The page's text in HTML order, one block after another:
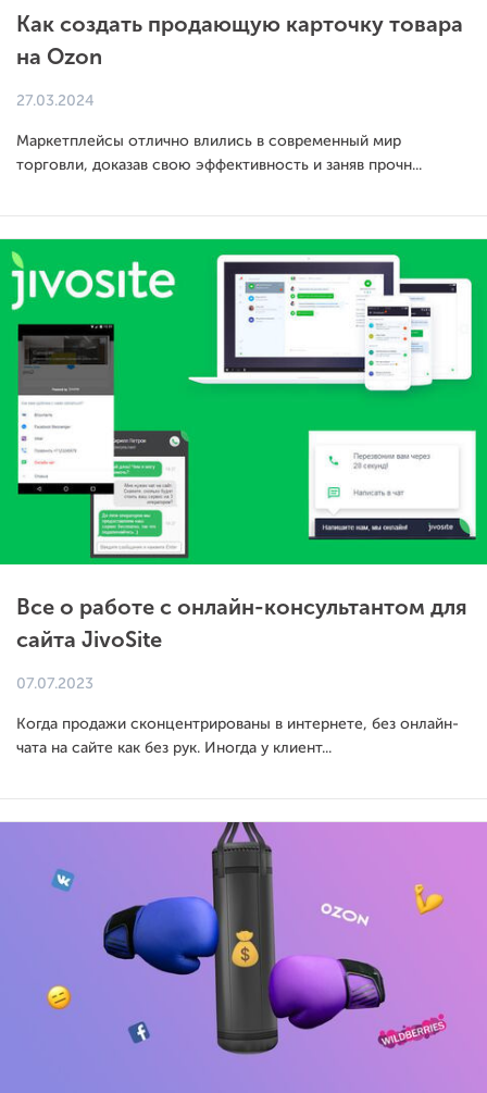
Как создать продающую карточку товара
на Ozon
27.03.2024
Маркетплейсы отлично влились в современный мир
торговли, доказав свою эффективность и заняв прочн...
Все о работе с онлайн-консультантом для
сайта JivoSite
07.07.2023
Когда продажи сконцентрированы в интернете, без онлайн-
чата на сайте как без рук. Иногда у клиент...